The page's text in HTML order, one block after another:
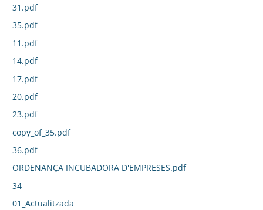
31.pdf
35.pdf
11.pdf
14.pdf
17.pdf
20.pdf
23.pdf
copy_of_35.pdf
36.pdf
ORDENANÇA INCUBADORA D'EMPRESES.pdf
34
01_Actualitzada